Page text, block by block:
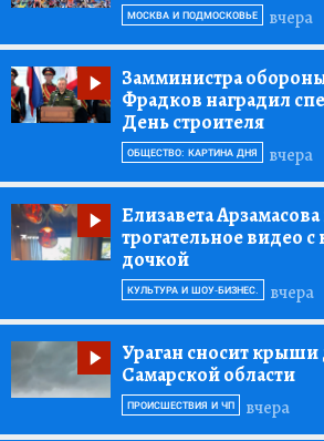
вчера
МОСКВА И ПОДМОСКОВЬЕ
Замминистра
Фрадков наградил
День строителя
вчера
ОБЩЕСТВО: КАРТИНА ДНЯ
Елизавета
трогательное видео
дочкой
вчера
КУЛЬТУРА И ШОУ-БИЗНЕС.
Ураган сносит крыши
Самарской области
вчера
ПРОИСШЕСТВИЯ И ЧП